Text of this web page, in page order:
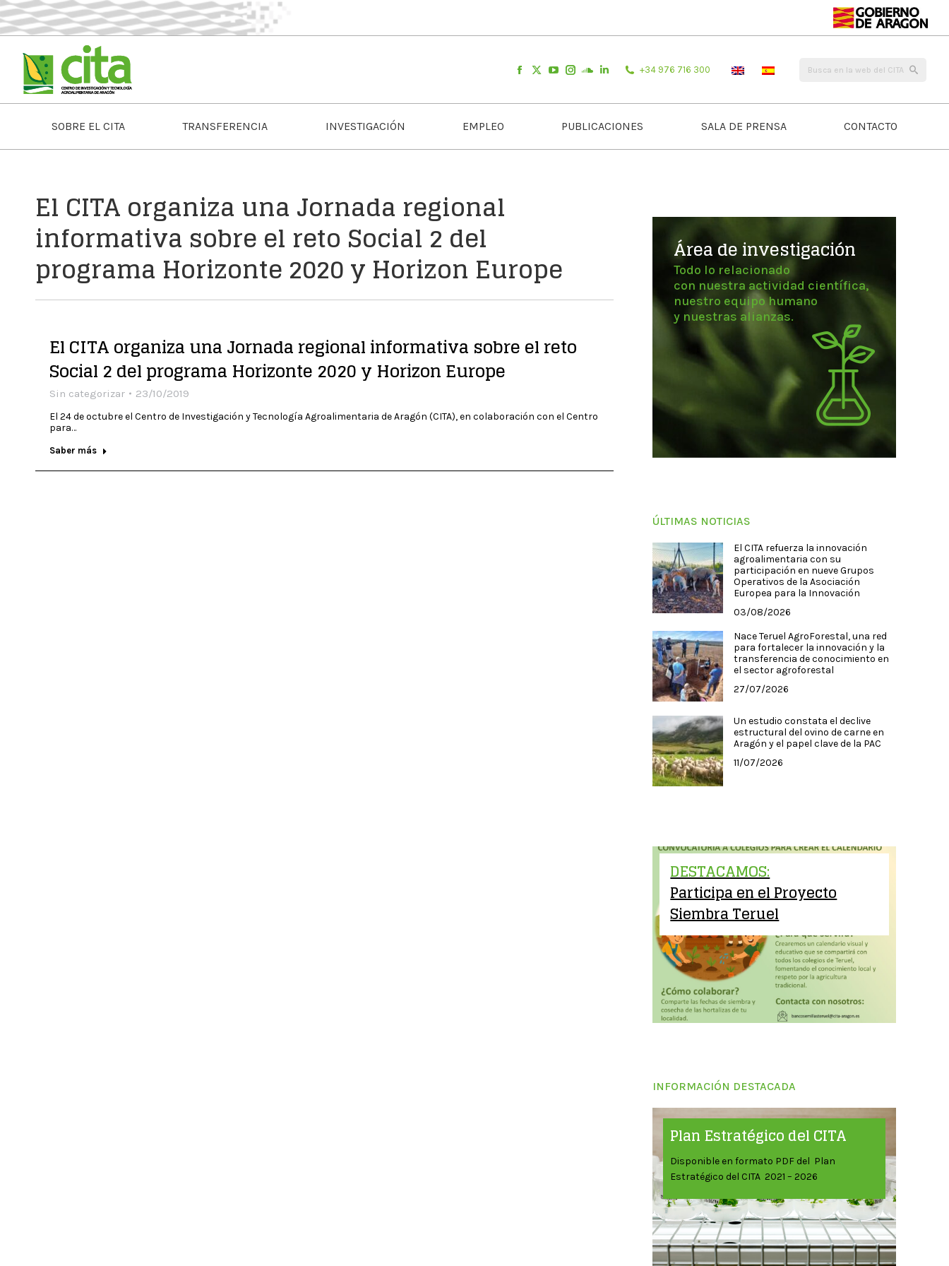
+34 976 716 300
SOBRE EL CITA TRANSFERENCIA INVESTIGACIÓN EMPLEO PUBLICACIONES SALA DE PRENSA CONTACTO
El CITA organiza una Jornada regional
informativa sobre el reto Social 2 del
programa Horizonte 2020 y Horizon Europe
El CITA organiza una Jornada regional informativa sobre el reto
Social 2 del programa Horizonte 2020 y Horizon Europe
Sin categorizar 23/10/2019
El 24 de octubre el Centro de Investigación y Tecnología Agroalimentaria de Aragón (CITA), en colaboración con el Centro
para…
Saber más
Área de investigación
Todo lo relacionado
con nuestra actividad científica,
nuestro equipo humano
y nuestras alianzas.
ÚLTIMAS NOTICIAS
El CITA refuerza la innovación
agroalimentaria con su
participación en nueve Grupos
Operativos de la Asociación
Europea para la Innovación
03/08/2026
Nace Teruel AgroForestal, una red
para fortalecer la innovación y la
transferencia de conocimiento en
el sector agroforestal
27/07/2026
Un estudio constata el declive
estructural del ovino de carne en
Aragón y el papel clave de la PAC
11/07/2026
DESTACAMOS:
Participa en el Proyecto
Siembra Teruel
INFORMACIÓN DESTACADA
Plan Estratégico del CITA
Disponible en formato PDF del Plan
Estratégico del CITA 2021 – 2026